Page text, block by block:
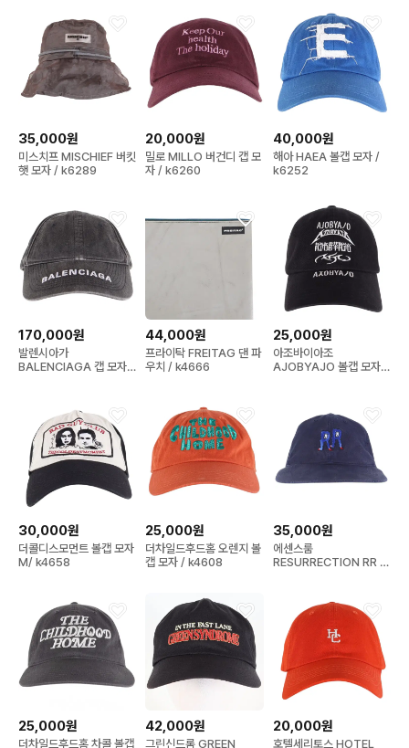
35,000원
미스치프 MISCHIEF 버킷
햇 모자 / k6289
20,000원
밀로 MILLO 버건디 캡 모
자 / k6260
40,000원
해아 HAEA 볼캡 모자 /
k6252
170,000원
발렌시아가
BALENCIAGA 캡 모자 /
44,000원
프라이탁 FREITAG 댄 파
우치 / k4666
25,000원
아조바이아조
AJOBYAJO 볼캡 모자
30,000원
더콜디스모먼트 볼캡 모자
M/ k4658
25,000원
더차일드후드홈 오렌지 볼
캡 모자 / k4608
35,000원
에센스룸
RESURRECTION RR 캡
25,000원
더차일드후드홈 차콜 볼캡
42,000원
그린신드롬 GREEN
20,000원
호텔세리토스 HOTEL